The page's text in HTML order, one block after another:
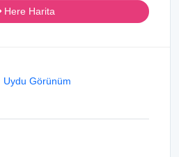
Here Harita
Uydu Görünüm